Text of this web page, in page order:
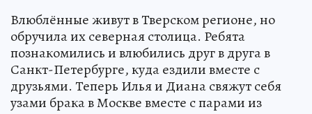
Влюблённые живут в Тверском регионе, но
обручила их северная столица. Ребята
познакомились и влюбились друг в друга в
Санкт-Петербурге, куда ездили вместе с
друзьями. Теперь Илья и Диана свяжут себя
узами брака в Москве вместе с парами из